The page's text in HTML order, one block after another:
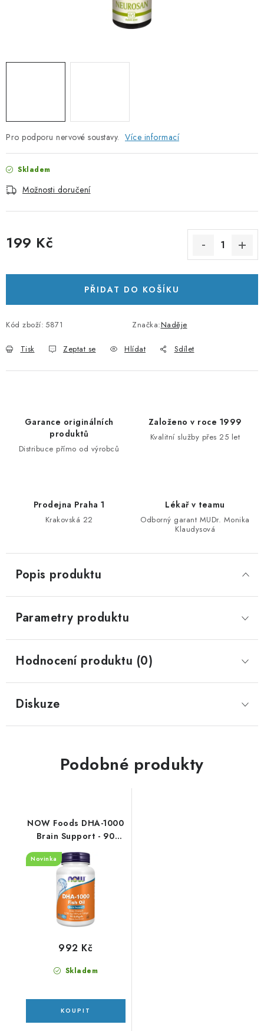
Jak nakupovat
Obchodní podmínky
Moje objednávka
Pro podporu nervové soustavy. Více informací
Skladem
Možnosti doručení
199 Kč
PŘIDAT DO KOŠÍKU
Kód zboží: 5871 Značka:Naděje
Tisk Zeptat se Hlídat Sdílet
Garance originálních
produktů
Distribuce přímo od výrobců
Založeno v roce 1999
Kvalitní služby přes 25 let
Prodejna Praha 1
Krakovská 22
Lékař v teamu
Odborný garant MUDr. Monika
Klaudysová
Popis produktu
Parametry produktu
Hodnocení produktu (0)
Diskuze
Podobné produkty
NOW Foods DHA-1000
Brain Support - 90
kapslí
Novinka
Skladem
992 Kč